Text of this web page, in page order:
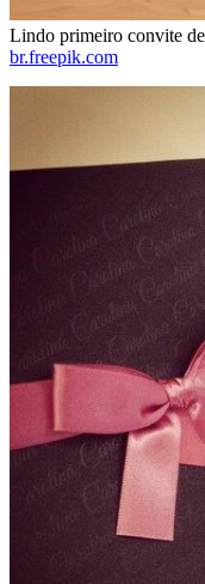
Lindo primeiro convite
br.freepik.com